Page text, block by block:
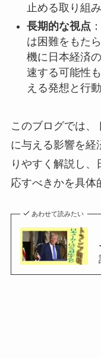
止める取り組
長期的な視点
は困難をもた
機に日本経済
速する可能性
える発想と行
このブログでは、
に与える影響を経
りやすく解説し
応すべきかを具体
あわせて読みたい